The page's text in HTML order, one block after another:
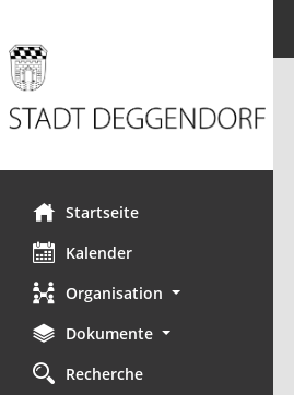
Startseite
Kalender
Organisation
Dokumente
Recherche